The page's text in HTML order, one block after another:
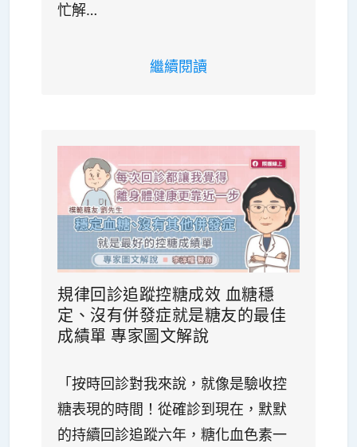
忙解…
繼續閱讀
規律回診追蹤控糖成效 血糖穩
定、沒有併發症就是糖友的最佳
成績單 專家圖文解說
「按時回診對我來說，就像是驗收控
糖表現的時間！從確診到現在，默默
的持續回診追蹤六年，糖化血色素一